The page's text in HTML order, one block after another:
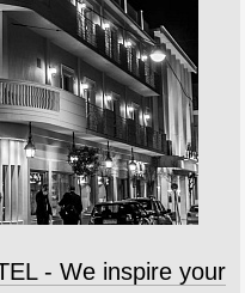
- We inspire your